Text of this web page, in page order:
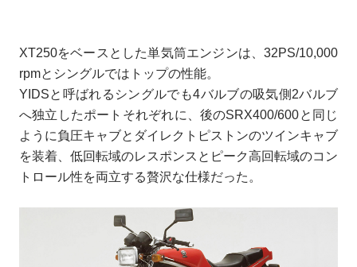
XT250をベースとした単気筒エンジンは、32PS/10,000
rpmとシングルではトップの性能。
YIDSと呼ばれるシングルでも4バルブの吸気側2バルブ
へ独立したポートそれぞれに、後のSRX400/600と同じ
ように負圧キャブとダイレクトピストンのツインキャブ
を装着、低回転域のレスポンスとピーク高回転域のコン
トロール性を両立する贅沢な仕様だった。